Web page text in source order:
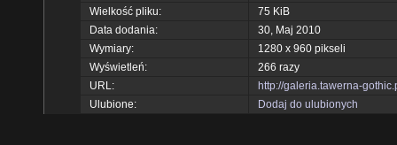
Wielkość pliku:
75 KiB
Data dodania:
30, Maj 2010
Wymiary:
1280 x 960 pikseli
Wyświetleń:
266 razy
URL:
http://galeria.tawerna-
Ulubione:
Dodaj do ulubionych